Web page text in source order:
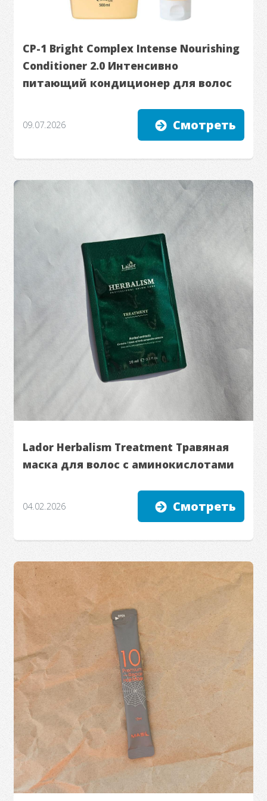
CP-1 Bright Complex Intense Nourishing
Conditioner 2.0 Интенсивно
питающий кондиционер для волос
09.07.2026 Смотреть
Lador Herbalism Treatment Травяная
маска для волос с аминокислотами
04.02.2026 Смотреть